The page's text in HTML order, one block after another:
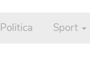
Politica Sport